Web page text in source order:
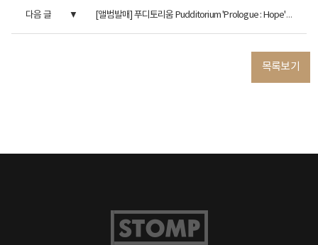
다음 글 [앨범발매] 푸디토리움 Pudditorium 'Prologue : Hope' (Special Clip)
목록보기